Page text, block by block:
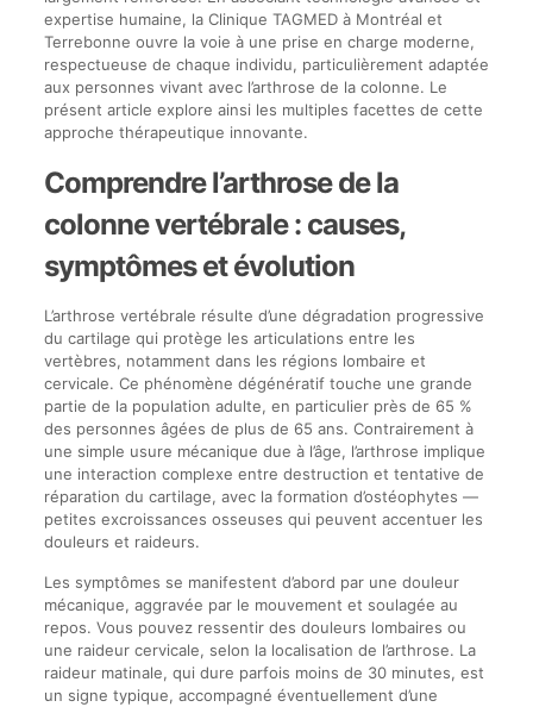
expertise humaine, la Clinique TAGMED à Montréal et
Terrebonne ouvre la voie à une prise en charge moderne,
respectueuse de chaque individu, particulièrement adaptée
aux personnes vivant avec l’arthrose de la colonne. Le
présent article explore ainsi les multiples facettes de cette
approche thérapeutique innovante.
Comprendre l’arthrose de la
colonne vertébrale : causes,
symptômes et évolution
L’arthrose vertébrale résulte d’une dégradation progressive
du cartilage qui protège les articulations entre les
vertèbres, notamment dans les régions lombaire et
cervicale. Ce phénomène dégénératif touche une grande
partie de la population adulte, en particulier près de 65 %
des personnes âgées de plus de 65 ans. Contrairement à
une simple usure mécanique due à l’âge, l’arthrose implique
une interaction complexe entre destruction et tentative de
réparation du cartilage, avec la formation d’ostéophytes —
petites excroissances osseuses qui peuvent accentuer les
douleurs et raideurs.
Les symptômes se manifestent d’abord par une douleur
mécanique, aggravée par le mouvement et soulagée au
repos. Vous pouvez ressentir des douleurs lombaires ou
une raideur cervicale, selon la localisation de l’arthrose. La
raideur matinale, qui dure parfois moins de 30 minutes, est
un signe typique, accompagné éventuellement d’une